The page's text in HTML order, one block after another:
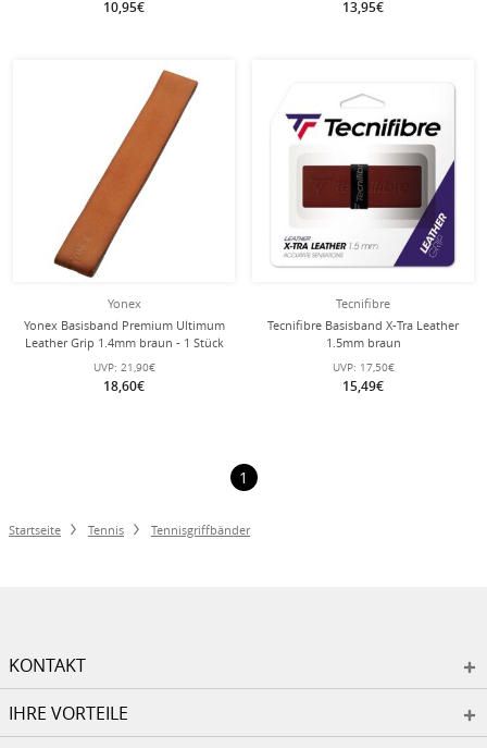
10,95€ 13,95€
Yonex
Yonex Basisband Premium Ultimum
Leather Grip 1.4mm braun - 1 Stück
UVP: 21,90€
18,60€
Tecnifibre
Tecnifibre Basisband X-Tra Leather
1.5mm braun
UVP: 17,50€
15,49€
1
Startseite Tennis Tennisgriffbänder
KONTAKT
IHRE VORTEILE